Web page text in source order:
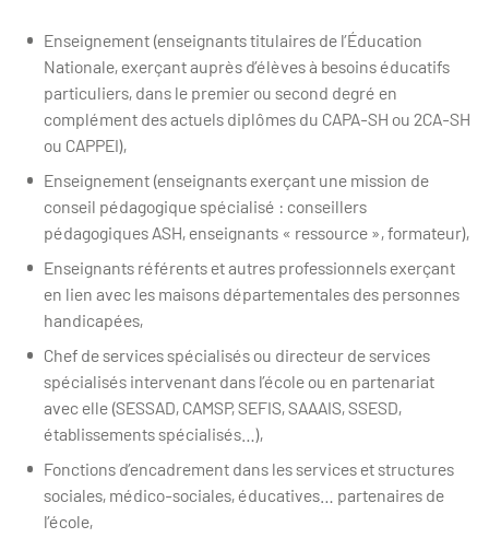
Enseignement (enseignants titulaires de l’Éducation
Nationale, exerçant auprès d’élèves à besoins éducatifs
particuliers, dans le premier ou second degré en
complément des actuels diplômes du CAPA-SH ou 2CA-SH
ou CAPPEI),
Enseignement (enseignants exerçant une mission de
conseil pédagogique spécialisé : conseillers
pédagogiques ASH, enseignants « ressource », formateur),
Enseignants référents et autres professionnels exerçant
en lien avec les maisons départementales des personnes
handicapées,
Chef de services spécialisés ou directeur de services
spécialisés intervenant dans l’école ou en partenariat
avec elle (SESSAD, CAMSP, SEFIS, SAAAIS, SSESD,
établissements spécialisés…),
Fonctions d’encadrement dans les services et structures
sociales, médico-sociales, éducatives… partenaires de
l’école,